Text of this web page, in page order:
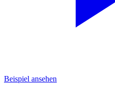
Beispiel ansehen